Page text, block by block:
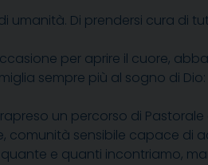
umanità. Di prendersi cura di
per aprire il cuore,
sempre più al sogno di
un percorso di
comunità sensibile capace di
e quanti incontriamo,